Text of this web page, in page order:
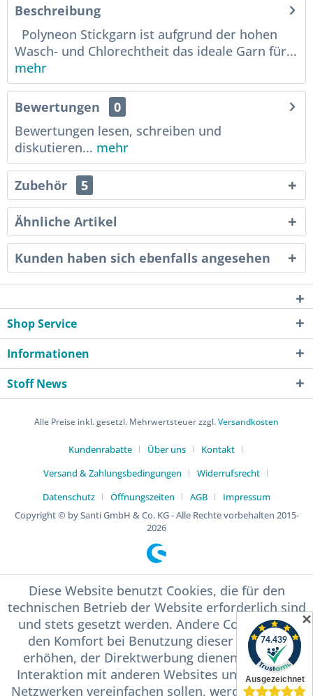
Beschreibung
Polyneon Stickgarn ist aufgrund der hohen
Wasch- und Chlorechtheit das ideale Garn für...
mehr
Bewertungen
0
Bewertungen lesen, schreiben und
diskutieren... mehr
Zubehör 5
Ähnliche Artikel
Kunden haben sich ebenfalls angesehen
Shop Service
Informationen
Stoff News
Alle Preise inkl. gesetzl. Mehrwertsteuer zzgl.Versandkosten
Kundenrabatte Über uns
Kontakt
Versand & Zahlungsbedingungen
Widerrufsrecht
Datenschutz
Öffnungszeiten AGB
Impressum
Copyright © by Santi GmbH & Co. KG - Alle Rechte vorbehalten 2015-
2026
Diese Website benutzt Cookies, die für den
technischen Betrieb der Website erforderlich sind
und stets gesetzt werden. Andere Cookies, die
den Komfort bei Benutzung dieser Website
erhöhen, der Direktwerbung dienen oder die
Interaktion mit anderen Websites und sozialen
Netzwerken vereinfachen sollen, werden nur mit
✕